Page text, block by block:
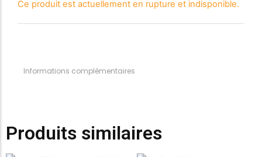
SANDALES PLATES & MEDICALES FEMME
SANDALES SOIRÉES FEMME
Ce produit est actuellement en rupture et indisponible.
Informations complémentaires
Produits similaires